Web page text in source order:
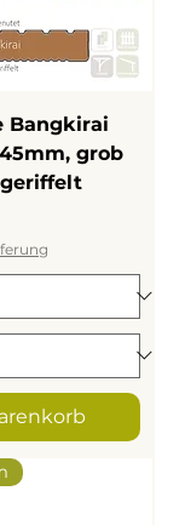
Bangkirai
grob